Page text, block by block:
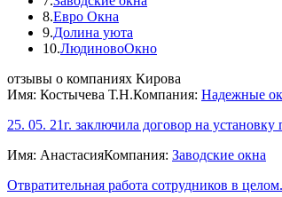
8.Евро Окна
9.Долина уюта
10.ЛюдиновоОкно
отзывы о компаниях Кирова
Имя: Костычева Т.Н.Компания: Надежные
25. 05. 21г. заключила договор на
Имя: АнастасияКомпания: Заводские окна
Отвратительная работа сотрудников в